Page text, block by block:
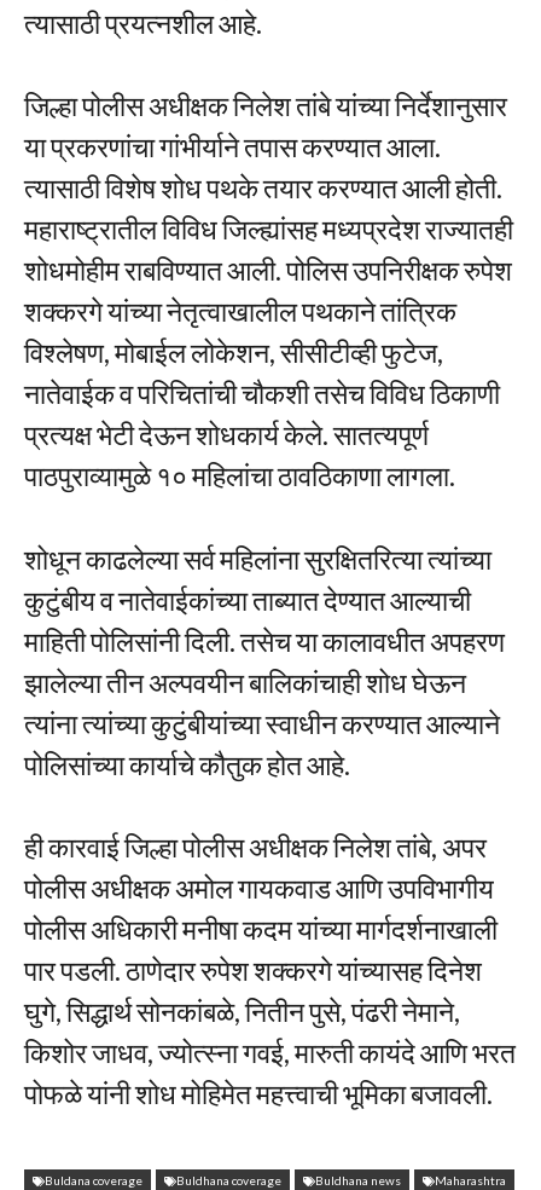
त्यासाठी प्रयत्नशील आहे.
जिल्हा पोलीस अधीक्षक निलेश तांबे यांच्या निर्देशानुसार
या प्रकरणांचा गांभीर्याने तपास करण्यात आला.
त्यासाठी विशेष शोध पथके तयार करण्यात आली होती.
महाराष्ट्रातील विविध जिल्ह्यांसह मध्यप्रदेश राज्यातही
शोधमोहीम राबविण्यात आली. पोलिस उपनिरीक्षक रुपेश
शक्करगे यांच्या नेतृत्वाखालील पथकाने तांत्रिक
विश्लेषण, मोबाईल लोकेशन, सीसीटीव्ही फुटेज,
नातेवाईक व परिचितांची चौकशी तसेच विविध ठिकाणी
प्रत्यक्ष भेटी देऊन शोधकार्य केले. सातत्यपूर्ण
पाठपुराव्यामुळे १० महिलांचा ठावठिकाणा लागला.
शोधून काढलेल्या सर्व महिलांना सुरक्षितरित्या त्यांच्या
कुटुंबीय व नातेवाईकांच्या ताब्यात देण्यात आल्याची
माहिती पोलिसांनी दिली. तसेच या कालावधीत अपहरण
झालेल्या तीन अल्पवयीन बालिकांचाही शोध घेऊन
त्यांना त्यांच्या कुटुंबीयांच्या स्वाधीन करण्यात आल्याने
पोलिसांच्या कार्याचे कौतुक होत आहे.
ही कारवाई जिल्हा पोलीस अधीक्षक निलेश तांबे, अपर
पोलीस अधीक्षक अमोल गायकवाड आणि उपविभागीय
पोलीस अधिकारी मनीषा कदम यांच्या मार्गदर्शनाखाली
पार पडली. ठाणेदार रुपेश शक्करगे यांच्यासह दिनेश
घुगे, सिद्धार्थ सोनकांबळे, नितीन पुसे, पंढरी नेमाने,
किशोर जाधव, ज्योत्स्ना गवई, मारुती कायंदे आणि भरत
पोफळे यांनी शोध मोहिमेत महत्त्वाची भूमिका बजावली.
Buldana coverage Buldhana coverage Buldhana news Maharashtra